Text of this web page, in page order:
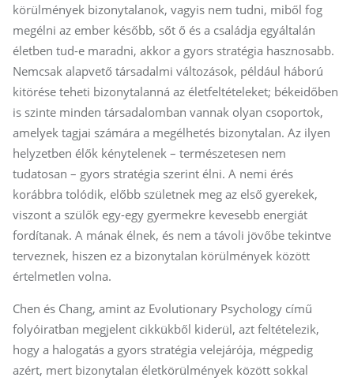
körülmények bizonytalanok, vagyis nem tudni, miből fog
megélni az ember később, sőt ő és a családja egyáltalán
életben tud-e maradni, akkor a gyors stratégia hasznosabb.
Nemcsak alapvető társadalmi változások, például háború
kitörése teheti bizonytalanná az életfeltételeket; békeidőben
is szinte minden társadalomban vannak olyan csoportok,
amelyek tagjai számára a megélhetés bizonytalan. Az ilyen
helyzetben élők kénytelenek – természetesen nem
tudatosan – gyors stratégia szerint élni. A nemi érés
korábbra tolódik, előbb születnek meg az első gyerekek,
viszont a szülők egy-egy gyermekre kevesebb energiát
fordítanak. A mának élnek, és nem a távoli jövőbe tekintve
terveznek, hiszen ez a bizonytalan körülmények között
értelmetlen volna.
Chen és Chang, amint az Evolutionary Psychology című
folyóiratban megjelent cikkükből kiderül, azt feltételezik,
hogy a halogatás a gyors stratégia velejárója, mégpedig
azért, mert bizonytalan életkörülmények között sokkal